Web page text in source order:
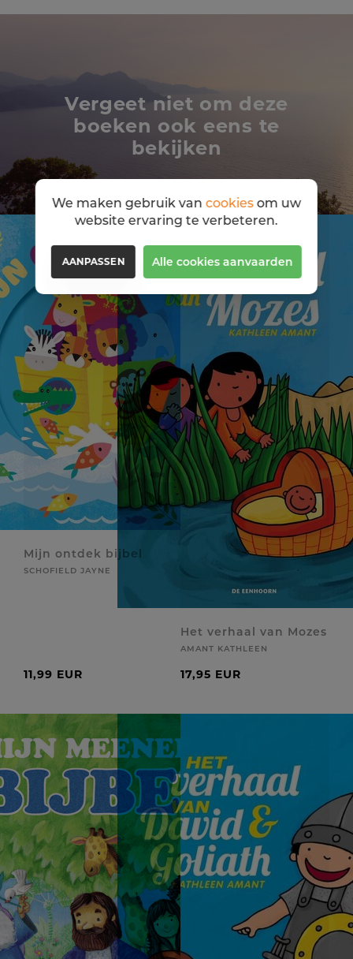
Vergeet niet om deze
boeken ook eens te
bekijken
Mijn ontdek bijbel
SCHOFIELD JAYNE
11,99 EUR
Het verhaal van Mozes
AMANT KATHLEEN
17,95 EUR
We maken gebruik van cookiesom uw
website ervaring te verbeteren.
AANPASSEN Alle cookies aanvaarden